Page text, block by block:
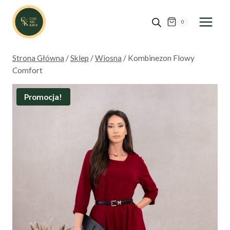
Przejdź
treści
0
Strona Główna /Sklep /Wiosna / Kombinezon Flowy
Comfort
Promocja!